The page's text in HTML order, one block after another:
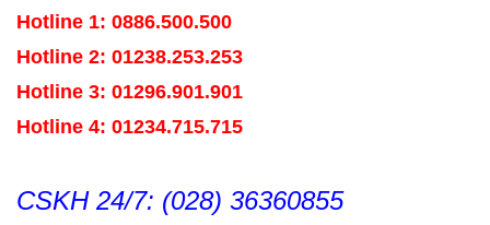
Hotline 1: 0886.500.500
Hotline 2: 01238.253.253
Hotline 3: 01296.901.901
Hotline 4: 01234.715.715
CSKH 24/7: (028) 36360855